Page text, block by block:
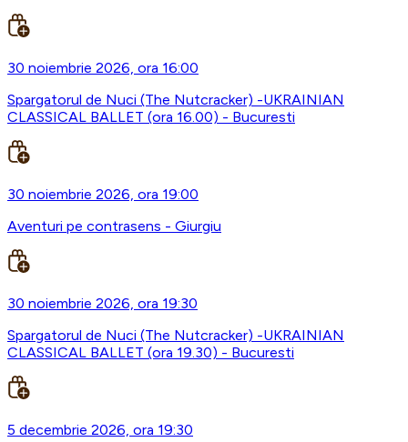
30 noiembrie 2026, ora 16:00
Spargatorul de Nuci (The Nutcracker) -UKRAINIAN
CLASSICAL BALLET (ora 16.00) - Bucuresti
30 noiembrie 2026, ora 19:00
Aventuri pe contrasens - Giurgiu
30 noiembrie 2026, ora 19:30
Spargatorul de Nuci (The Nutcracker) -UKRAINIAN
CLASSICAL BALLET (ora 19.30) - Bucuresti
5 decembrie 2026, ora 19:30